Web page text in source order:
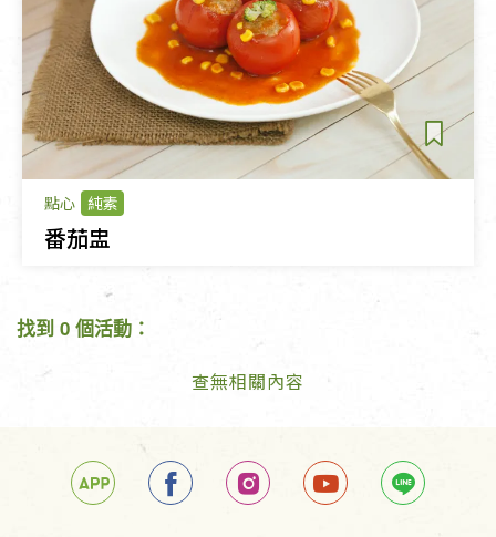
點心 純素
番茄盅
找到 0 個活動：
查無相關內容